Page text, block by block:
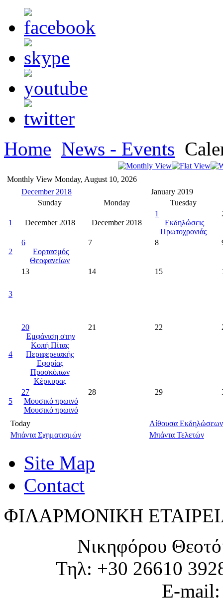
Home News - Events
Monthly View Monday, August 10, 2026
December 2018
January 2019
Sunday
Monday Tuesday
1 December 2018 December 2018
1
Εκδηλώσεις
Πρωτοχρονιάς
2
6
Εορτασμός
Θεοφανείων
7 8
3
13 14 15
4
20
Εμφάνιση στην
Κοπή Πίτας
Περιφερειακής
Εφορίας
Προσκόπων
Κέρκυρας
21 22
5
27
Μουσικό πρωινό
Μουσικό πρωινό
28 29
Today
Αίθουσα Εκδηλώσεων
Μπάντα Σχηματισμών
Μπάντα Τελετών
Site Map
Contact
ΦΙΛΑΡΜΟΝΙΚΗ
Νικηφόρου
Τηλ: +30 26610
E-